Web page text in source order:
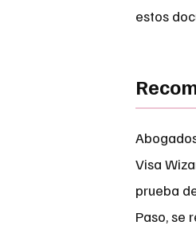
estos
Visa
prueba
Paso, se